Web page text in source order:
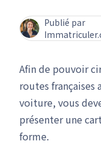
Publié par
Afin de pouvoir
routes
voiture, vous
présenter une
forme.